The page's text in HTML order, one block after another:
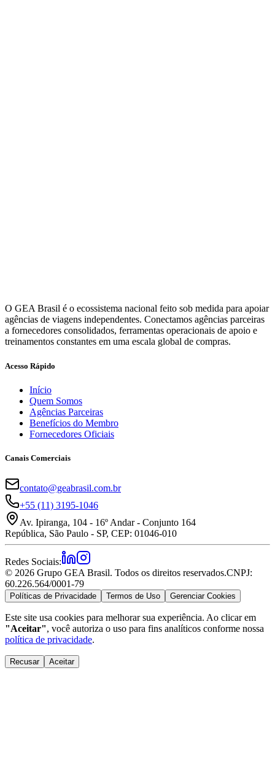
O GEA Brasil é o ecossistema nacional feito sob medida para apoiar
agências de viagens independentes. Conectamos agências parceiras
a fornecedores consolidados, ferramentas operacionais de apoio e
treinamentos constantes em uma escala global de compras.
Acesso Rápido
Início
Quem Somos
Agências Parceiras
Benefícios do Membro
Fornecedores Oficiais
Canais Comerciais
contato@geabrasil.com.br
+55 (11) 3195-1046
Av. Ipiranga, 104 - 16º Andar - Conjunto 164
República, São Paulo - SP, CEP: 01046-010
Redes Sociais:
© 2026 Grupo GEA Brasil. Todos os direitos reservados.CNPJ:
60.226.564/0001-79
Políticas de Privacidade Termos de Uso Gerenciar Cookies
Este site usa cookies para melhorar sua experiência. Ao clicar em
"Aceitar", você autoriza o uso para fins analíticos conforme nossa
política de privacidade.
Recusar Aceitar